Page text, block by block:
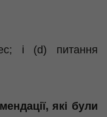
і (d) питання
які були